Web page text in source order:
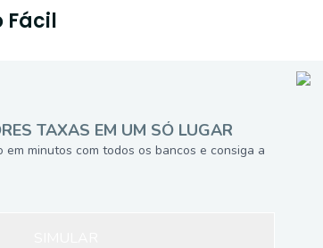
Fácil
TAXAS EM UM SÓ LUGAR
em minutos com todos os bancos e consiga a